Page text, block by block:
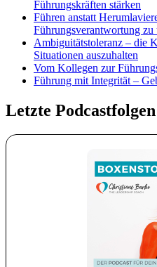
Führungskräften stärken
Führen anstatt
Führungsverantwortung zu
Ambiguitätstoleranz – die
Situationen auszuhalten
Vom Kollegen zur
Führung mit Integrität –
Letzte Podcastfolgen